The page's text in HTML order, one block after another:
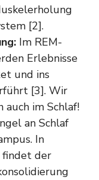
[2].
Im REM-
Erlebnisse
und ins
[3]. Wir
im Schlaf!
an Schlaf
In
findet der